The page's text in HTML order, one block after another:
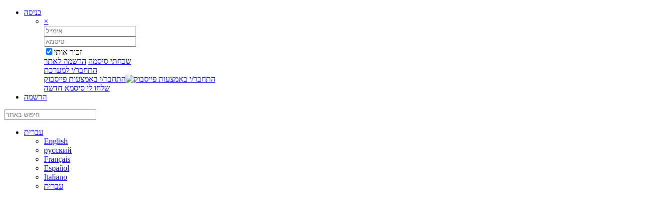
כניסה
×
זכור אותי
שכחתי סיסמה הרשמה לאתר
התחבר/י למערכת
התחבר/י באמצעות פייסבוק
שלחו לי סיסמא חדשה
הרשמה
עברית
English
русский
Français
Español
Italiano
עברית